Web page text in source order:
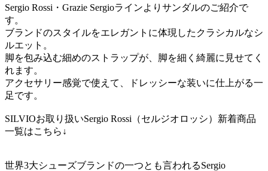
Sergio Rossi・Grazie Sergioラインよりサンダルのご紹介で
す。
ブランドのスタイルをエレガントに体現したクラシカルなシ
ルエット。
脚を包み込む細めのストラップが、脚を細く綺麗に見せてく
れます。
アクセサリー感覚で使えて、ドレッシーな装いに仕上がる一
足です。
SILVIOお取り扱いSergio Rossi（セルジオロッシ）新着商品
一覧はこちら↓
世界3大シューズブランドの一つとも言われるSergio